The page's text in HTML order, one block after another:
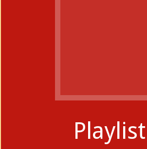
Playlist